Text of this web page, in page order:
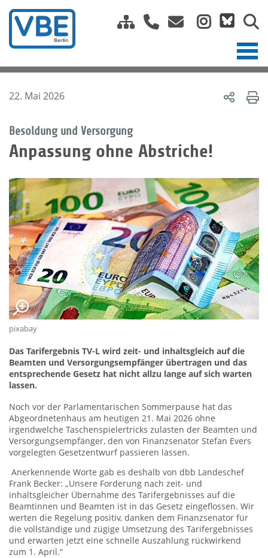
22. Mai 2026
Besoldung und Versorgung
Anpassung ohne Abstriche!
pixabay
Das Tarifergebnis TV-L wird zeit- und inhaltsgleich auf die
Beamten und Versorgungsempfänger übertragen und das
entsprechende Gesetz hat nicht allzu lange auf sich warten
lassen.
Noch vor der Parlamentarischen Sommerpause hat das
Abgeordnetenhaus am heutigen 21. Mai 2026 ohne
irgendwelche Taschenspielertricks zulasten der Beamten und
Versorgungsempfänger, den von Finanzsenator Stefan Evers
vorgelegten Gesetzentwurf passieren lassen.
Anerkennende Worte gab es deshalb von dbb Landeschef
Frank Becker: „Unsere Forderung nach zeit- und
inhaltsgleicher Übernahme des Tarifergebnisses auf die
Beamtinnen und Beamten ist in das Gesetz eingeflossen. Wir
werten die Regelung positiv, danken dem Finanzsenator für
die vollständige und zügige Umsetzung des Tarifergebnisses
und erwarten jetzt eine schnelle Auszahlung rückwirkend
zum 1. April.“